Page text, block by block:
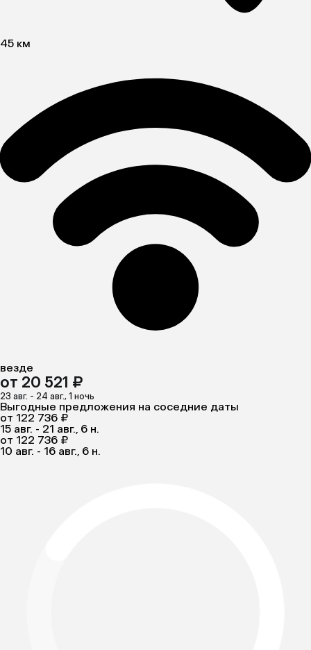
45 км
везде
от 20 521 ₽
23 авг. - 24 авг., 1 ночь
Выгодные предложения на соседние даты
от 122 736 ₽
15 авг. - 21 авг., 6 н.
от 122 736 ₽
10 авг. - 16 авг., 6 н.